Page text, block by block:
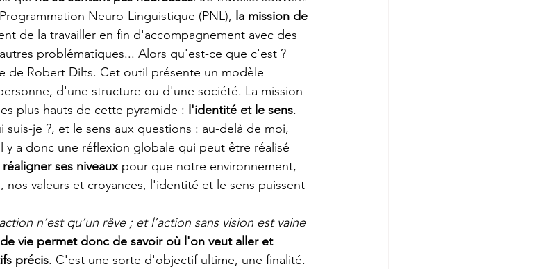
Neuro-Linguistique (PNL), la mission de
de la travailler en fin d'accompagnement avec des
problématiques... Alors qu'est-ce que c'est ?
de Robert Dilts. Cet outil présente un modèle
d'une structure ou d'une société. La mission
plus hauts de cette pyramide : l'identité et le sens.
je ?, et le sens aux questions : au-delà de moi,
y a donc une réflexion globale qui peut être réalisé
réaligner ses niveaux pour que notre environnement,
valeurs et croyances, l'identité et le sens puissent
n’est qu’un rêve ; et l’action sans vision est vaine
vie permet donc de savoir où l'on veut aller et
précis. C'est une sorte d'objectif ultime, une finalité.